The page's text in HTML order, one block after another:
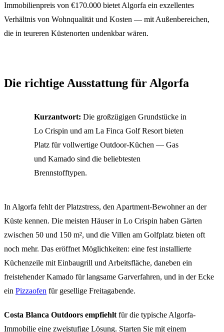
Immobilienpreis von €170.000 bietet Algorfa ein exzellentes
Verhältnis von Wohnqualität und Kosten — mit Außenbereichen,
die in teureren Küstenorten undenkbar wären.
Die richtige Ausstattung für Algorfa
Kurzantwort: Die großzügigen Grundstücke in
Lo Crispin und am La Finca Golf Resort bieten
Platz für vollwertige Outdoor-Küchen — Gas
und Kamado sind die beliebtesten
Brennstofftypen.
In Algorfa fehlt der Platzstress, den Apartment-Bewohner an der
Küste kennen. Die meisten Häuser in Lo Crispin haben Gärten
zwischen 50 und 150 m², und die Villen am Golfplatz bieten oft
noch mehr. Das eröffnet Möglichkeiten: eine fest installierte
Küchenzeile mit Einbaugrill und Arbeitsfläche, daneben ein
freistehender Kamado für langsame Garverfahren, und in der Ecke
ein Pizzaofen für gesellige Freitagabende.
Costa Blanca Outdoors empfiehlt für die typische Algorfa-
Immobilie eine zweistufige Lösung. Starten Sie mit einem